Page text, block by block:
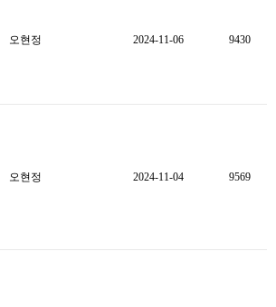
오현정 2024-11-06 9430
오현정 2024-11-04 9569